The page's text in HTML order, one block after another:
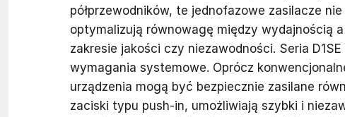
półprzewodników, te jednofazowe zasilacze
optymalizują równowagę między wydajnością
zakresie jakości czy niezawodności. Seria
wymagania systemowe. Oprócz
urządzenia mogą być bezpiecznie zasilane
zaciski typu push-in, umożliwiają szybki i